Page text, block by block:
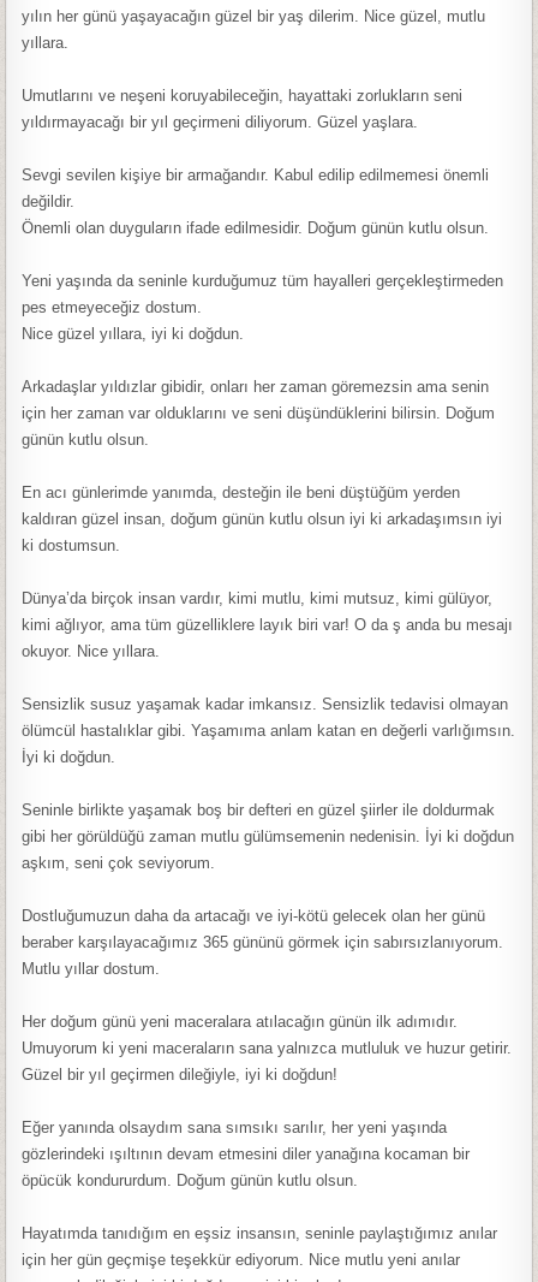
yılın her günü yaşayacağın güzel bir yaş dilerim. Nice güzel, mutlu
yıllara.
Umutlarını ve neşeni koruyabileceğin, hayattaki zorlukların seni
yıldırmayacağı bir yıl geçirmeni diliyorum. Güzel yaşlara.
Sevgi sevilen kişiye bir armağandır. Kabul edilip edilmemesi önemli
değildir.
Önemli olan duyguların ifade edilmesidir. Doğum günün kutlu olsun.
Yeni yaşında da seninle kurduğumuz tüm hayalleri gerçekleştirmeden
pes etmeyeceğiz dostum.
Nice güzel yıllara, iyi ki doğdun.
Arkadaşlar yıldızlar gibidir, onları her zaman göremezsin ama senin
için her zaman var olduklarını ve seni düşündüklerini bilirsin. Doğum
günün kutlu olsun.
En acı günlerimde yanımda, desteğin ile beni düştüğüm yerden
kaldıran güzel insan, doğum günün kutlu olsun iyi ki arkadaşımsın iyi
ki dostumsun.
Dünya’da birçok insan vardır, kimi mutlu, kimi mutsuz, kimi gülüyor,
kimi ağlıyor, ama tüm güzelliklere layık biri var! O da ş anda bu mesajı
okuyor. Nice yıllara.
Sensizlik susuz yaşamak kadar imkansız. Sensizlik tedavisi olmayan
ölümcül hastalıklar gibi. Yaşamıma anlam katan en değerli varlığımsın.
İyi ki doğdun.
Seninle birlikte yaşamak boş bir defteri en güzel şiirler ile doldurmak
gibi her görüldüğü zaman mutlu gülümsemenin nedenisin. İyi ki doğdun
aşkım, seni çok seviyorum.
Dostluğumuzun daha da artacağı ve iyi-kötü gelecek olan her günü
beraber karşılayacağımız 365 gününü görmek için sabırsızlanıyorum.
Mutlu yıllar dostum.
Her doğum günü yeni maceralara atılacağın günün ilk adımıdır.
Umuyorum ki yeni maceraların sana yalnızca mutluluk ve huzur getirir.
Güzel bir yıl geçirmen dileğiyle, iyi ki doğdun!
Eğer yanında olsaydım sana sımsıkı sarılır, her yeni yaşında
gözlerindeki ışıltının devam etmesini diler yanağına kocaman bir
öpücük kondururdum. Doğum günün kutlu olsun.
Hayatımda tanıdığım en eşsiz insansın, seninle paylaştığımız anılar
için her gün geçmişe teşekkür ediyorum. Nice mutlu yeni anılar